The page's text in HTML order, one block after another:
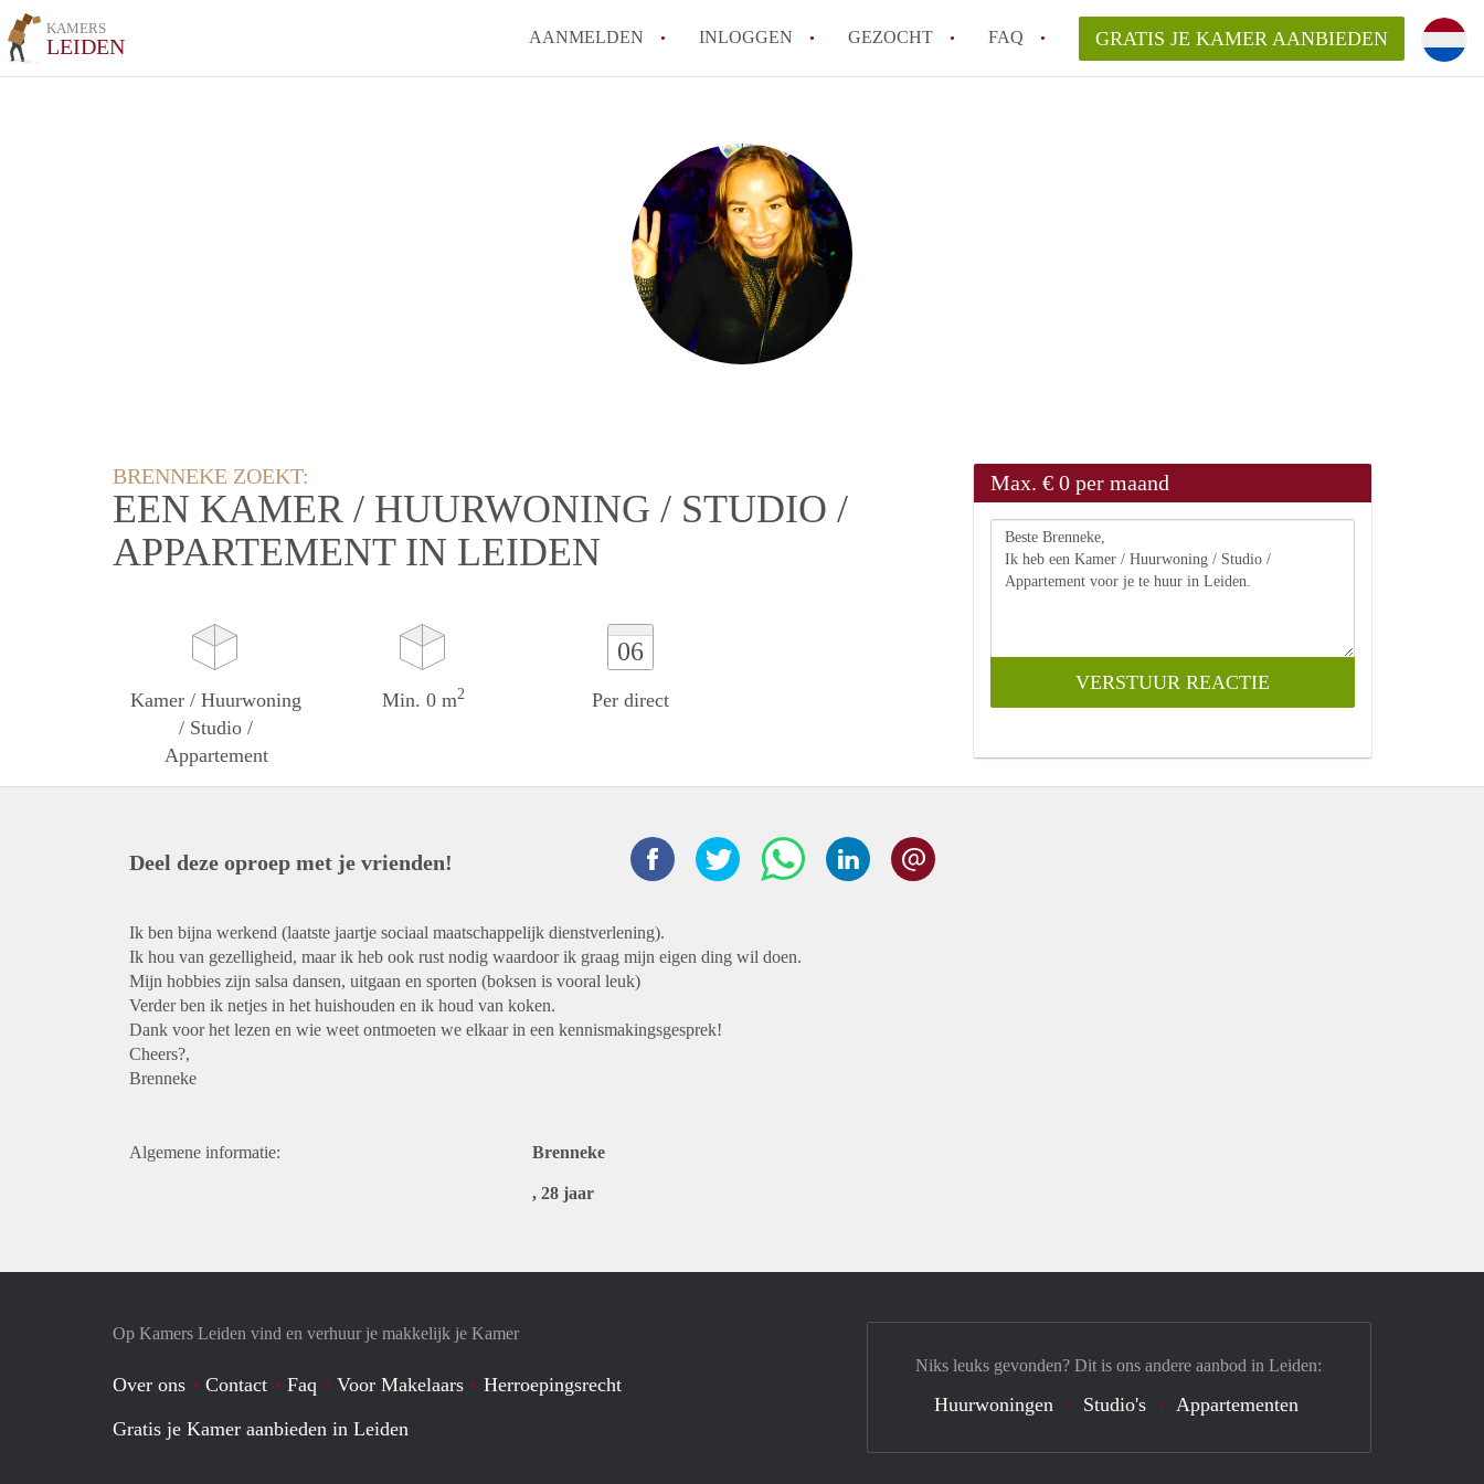
KAMERS
LEIDEN AANMELDEN INLOGGEN GEZOCHT FAQ
Wat is KamersLeiden?
Wat is de privacyverklaring van KamersLeiden?
Berekent KamersLeiden makelaarsvergoeding/bemiddelingsvergoeding?
Alle veelgestelde vragen
GRATIS JE KAMER AANBIEDEN
BRENNEKE ZOEKT:
EEN KAMER / HUURWONING / STUDIO /
APPARTEMENT IN LEIDEN
Kamer / Huurwoning
/ Studio /
Appartement
Min. 0 m2
06
Per direct
Max. € 0 per maand
Deel deze oproep met je vrienden!
Ik ben bijna werkend (laatste jaartje sociaal maatschappelijk dienstverlening).
Ik hou van gezelligheid, maar ik heb ook rust nodig waardoor ik graag mijn eigen ding wil doen.
Mijn hobbies zijn salsa dansen, uitgaan en sporten (boksen is vooral leuk)
Verder ben ik netjes in het huishouden en ik houd van koken.
Dank voor het lezen en wie weet ontmoeten we elkaar in een kennismakingsgesprek!
Cheers?,
Brenneke
Algemene informatie: Brenneke
, 28 jaar
Op Kamers Leiden vind en verhuur je makkelijk je Kamer
Over ons Contact Faq Voor Makelaars
Herroepingsrecht
Gratis je Kamer aanbieden in Leiden
Niks leuks gevonden? Dit is ons andere aanbod in Leiden:
Huurwoningen Studio's Appartementen